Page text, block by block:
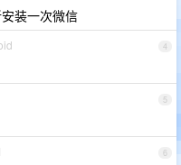
装一次微信
4
5
6